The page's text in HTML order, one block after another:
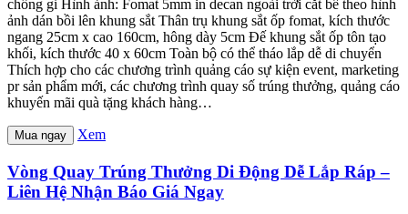
chống gỉ Hình ảnh: Fomat 5mm in decan ngoài trời cắt bế theo hình
ảnh dán bồi lên khung sắt Thân trụ khung sắt ốp fomat, kích thước
ngang 25cm x cao 160cm, hông dày 5cm Đế khung sắt ốp tôn tạo
khối, kích thước 40 x 60cm Toàn bộ có thể tháo lắp dễ di chuyển
Thích hợp cho các chương trình quảng cáo sự kiện event, marketing
pr sản phẩm mới, các chương trình quay số trúng thưởng, quảng cáo
khuyến mãi quà tặng khách hàng…
Mua ngay Xem
Vòng Quay Trúng Thưởng Di Động Dễ Lắp Ráp –
Liên Hệ Nhận Báo Giá Ngay